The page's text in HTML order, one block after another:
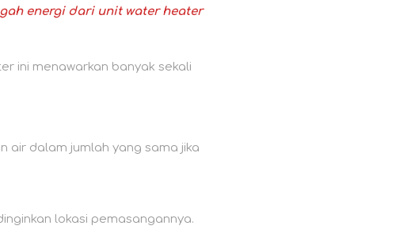
energi dari unit water heater
ini menawarkan banyak sekali
air dalam jumlah yang sama jika
lokasi pemasangannya.